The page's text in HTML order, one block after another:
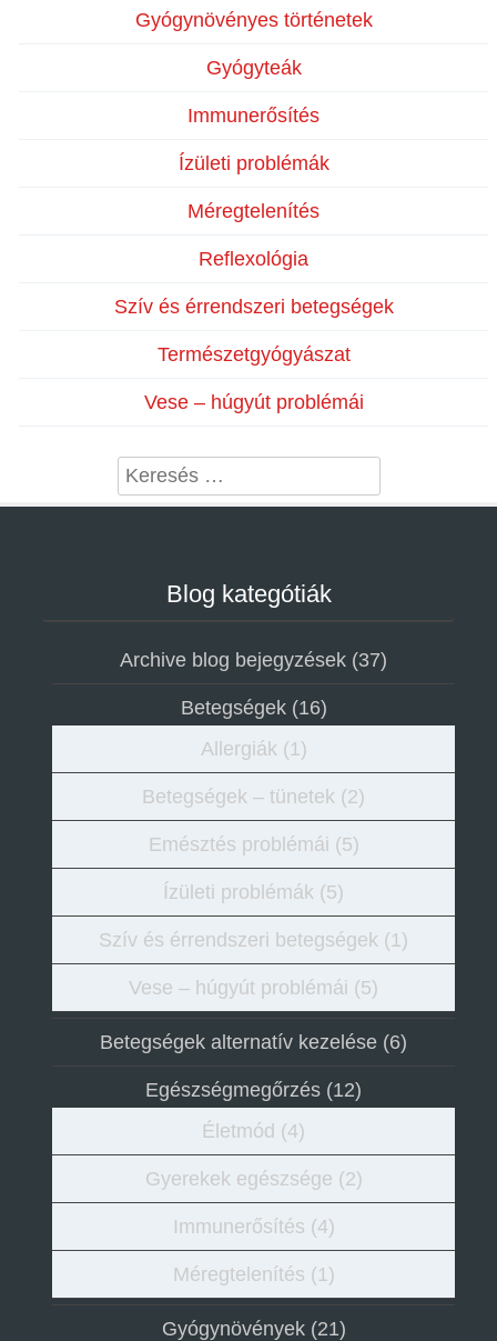
Gyógynövényes történetek
Gyógyteák
Immunerősítés
Ízületi problémák
Méregtelenítés
Reflexológia
Szív és érrendszeri betegségek
Természetgyógyászat
Vese – húgyút problémái
Search
Blog kategótiák
Archive blog bejegyzések (37)
Betegségek(16)
Allergiák (1)
Betegségek – tünetek (2)
Emésztés problémái (5)
Ízületi problémák (5)
Szív és érrendszeri betegségek (1)
Vese – húgyút problémái (5)
Betegségek alternatív kezelése (6)
Egészségmegőrzés (12)
Életmód (4)
Gyerekek egészsége (2)
Immunerősítés (4)
Méregtelenítés (1)
Gyógynövények(21)